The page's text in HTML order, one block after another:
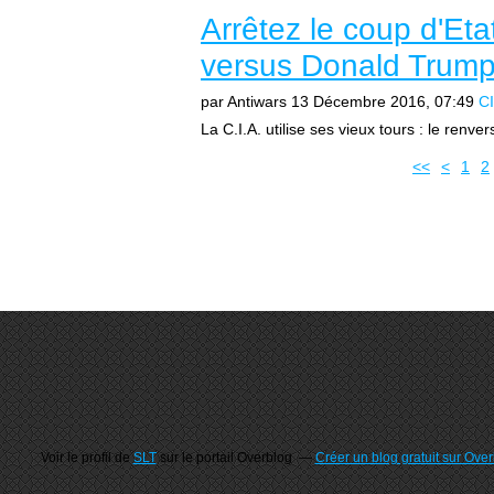
Arrêtez le coup
versus Donald
par Antiwars 13 Décembre 2016, 07:49
La C.I.A. utilise ses vieux tours : le
<< < 1 2
Voir le profil deSLTsur le portail Overblog Créer un blog gratuit sur